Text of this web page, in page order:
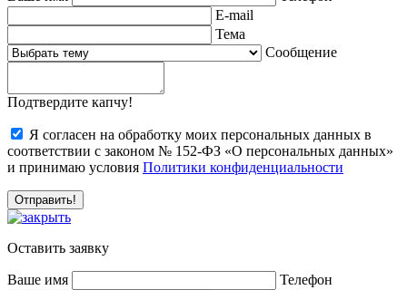
E-mail
Тема
Сообщение
Подтвердите капчу!
Я согласен на обработку моих персональных данных в
соответствии с законом № 152-ФЗ «О персональных данных»
и принимаю условия Политики конфиденциальности
Оставить заявку
Ваше имя
Телефон